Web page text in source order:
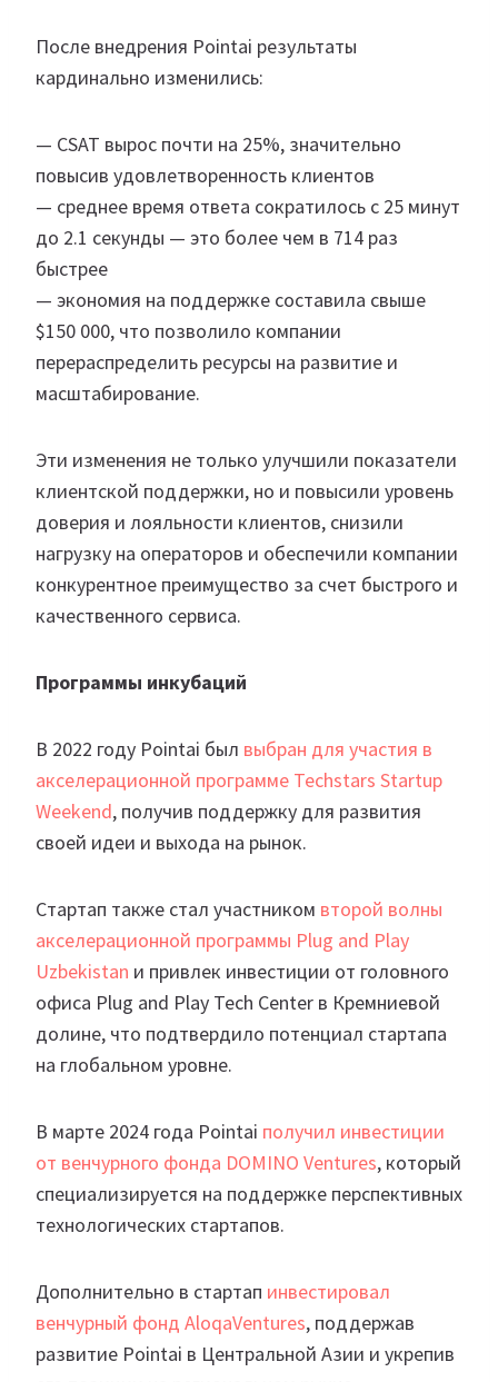
После внедрения Pointai результаты
кардинально изменились:
— CSAT вырос почти на 25%, значительно
повысив удовлетворенность клиентов
— среднее время ответа сократилось с 25 минут
до 2.1 секунды — это более чем в 714 раз
быстрее
— экономия на поддержке составила свыше
$150 000, что позволило компании
перераспределить ресурсы на развитие и
масштабирование.
Эти изменения не только улучшили показатели
клиентской поддержки, но и повысили уровень
доверия и лояльности клиентов, снизили
нагрузку на операторов и обеспечили компании
конкурентное преимущество за счет быстрого и
качественного сервиса.
Программы инкубаций
В 2022 году Pointai был выбран для участия в
акселерационной программе Techstars Startup
Weekend, получив поддержку для развития
своей идеи и выхода на рынок.
Стартап также стал участником второй волны
акселерационной программы Plug and Play
Uzbekistan и привлек инвестиции от головного
офиса Plug and Play Tech Center в Кремниевой
долине, что подтвердило потенциал стартапа
на глобальном уровне.
В марте 2024 года Pointai получил инвестиции
от венчурного фонда DOMINO Ventures, который
специализируется на поддержке перспективных
технологических стартапов.
Дополнительно в стартап инвестировал
венчурный фонд AloqaVentures, поддержав
развитие Pointai в Центральной Азии и укрепив